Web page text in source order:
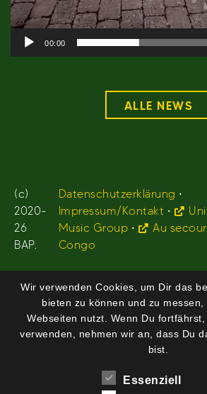
00:00
ALLE NEWS
(c)
2020-
26
BAP.
Datenschutzerklärung •
Impressum/Kontakt •
Music Group •
Au
Congo
Wir verwenden Cookies, um Dir das
bieten zu können und zu
Webseiten nutzt. Wenn Du
verwenden, nehmen wir an, dass Du
bist.
Essenziell